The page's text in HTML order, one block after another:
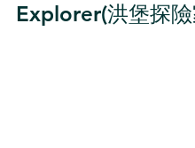
Explorer(洪堡探